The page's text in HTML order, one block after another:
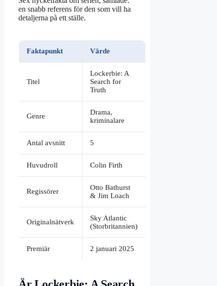
en snabb referens för den som vill ha
detaljerna på ett ställe.
Faktapunkt Värde
Titel
Lockerbie: A
Search for
Truth
Genre
Drama,
kriminalare
Antal avsnitt 5
Huvudroll Colin Firth
Regissörer
Otto Bathurst
& Jim Loach
Originalnätverk
Sky Atlantic
(Storbritannien)
Premiär 2 januari 2025